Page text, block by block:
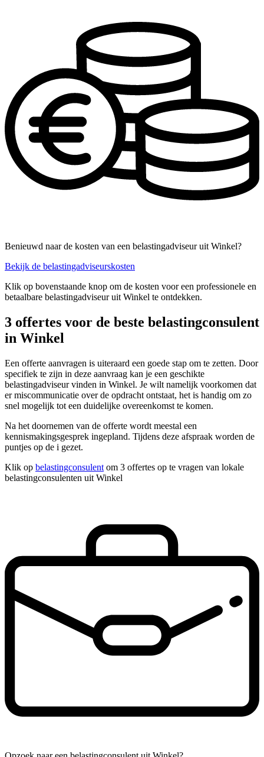
Benieuwd naar de kosten van een belastingadviseur uit Winkel?
Bekijk de belastingadviseurskosten
Klik op bovenstaande knop om de kosten voor een professionele en
betaalbare belastingadviseur uit Winkel te ontdekken.
3 offertes voor de beste belastingconsulent
in Winkel
Een offerte aanvragen is uiteraard een goede stap om te zetten. Door
specifiek te zijn in deze aanvraag kan je een geschikte
belastingadviseur vinden in Winkel. Je wilt namelijk voorkomen dat
er miscommunicatie over de opdracht ontstaat, het is handig om zo
snel mogelijk tot een duidelijke overeenkomst te komen.
Na het doornemen van de offerte wordt meestal een
kennismakingsgesprek ingepland. Tijdens deze afspraak worden de
puntjes op de i gezet.
Klik op belastingconsulent om 3 offertes op te vragen van lokale
belastingconsulenten uit Winkel